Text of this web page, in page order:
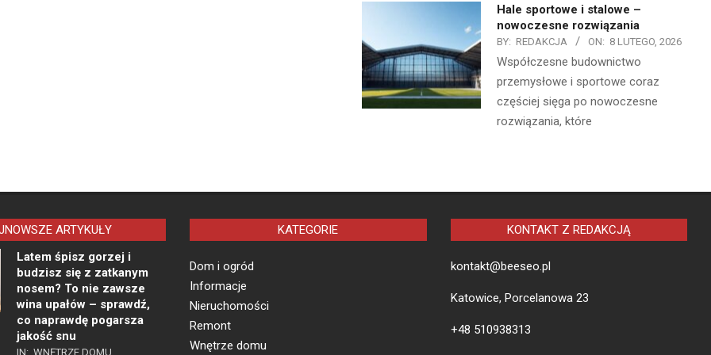
Hale sportowe i stalowe –
nowoczesne rozwiązania
BY: REDAKCJA ON: 8 LUTEGO, 2026
Współczesne budownictwo
przemysłowe i sportowe coraz
częściej sięga po nowoczesne
rozwiązania, które
ARTYKUŁY
Latem śpisz gorzej i
budzisz się z zatkanym
nosem? To nie zawsze
wina upałów – sprawdź,
co naprawdę pogarsza
jakość snu
IN: WNĘTRZE DOMU
KATEGORIE
Dom i ogród
Informacje
Nieruchomości
Remont
Wnętrze domu
KONTAKT Z REDAKCJĄ
kontakt@beeseo.pl
Katowice, Porcelanowa 23
+48 510938313